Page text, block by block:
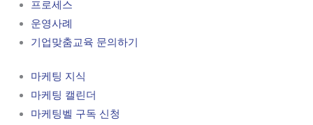
프로세스
운영사례
기업맞춤교육 문의하기
마케팅 지식
마케팅 캘린더
마케팅벨 구독 신청